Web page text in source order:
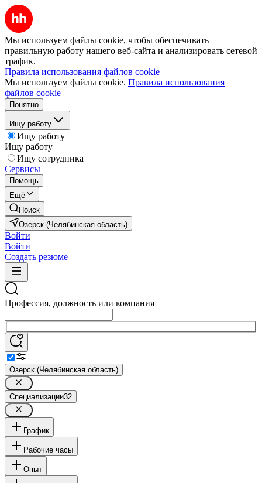
Мы используем файлы cookie, чтобы обеспечивать
правильную работу нашего веб-сайта и анализировать сетевой
трафик.
Правила использования файлов cookie
Мы используем файлы cookie. Правила использования
файлов cookie
Понятно
Ищу работу
Ищу работу
Ищу работу
Ищу сотрудника
Сервисы
Помощь
Ещё
Поиск
Озерск (Челябинская область)
Войти
Войти
Создать резюме
Профессия, должность или компания
Озерск (Челябинская область)
Специализации32
График
Рабочие часы
Опыт